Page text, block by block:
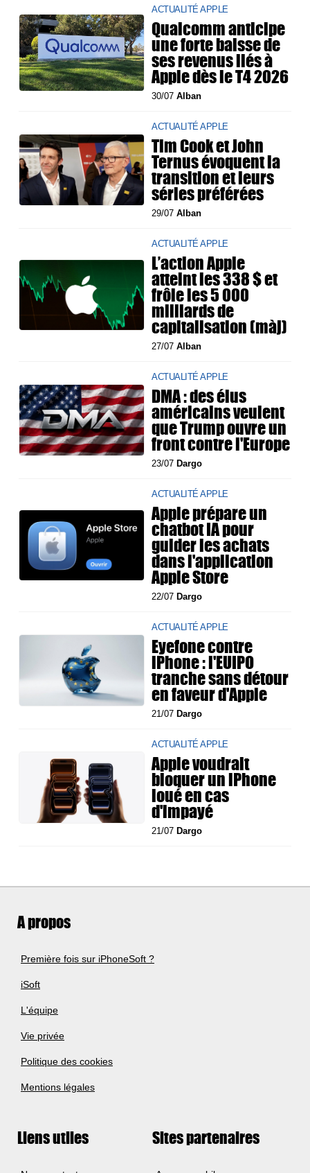
ACTUALITÉ APPLE
Qualcomm anticipe
une forte baisse de
ses revenus liés à
Apple dès le T4 2026
30/07Alban
ACTUALITÉ APPLE
Tim Cook et John
Ternus évoquent la
transition et leurs
séries préférées
29/07Alban
ACTUALITÉ APPLE
L’action Apple
atteint les 338 $ et
frôle les 5 000
milliards de
capitalisation (màj)
27/07Alban
ACTUALITÉ APPLE
DMA : des élus
américains veulent
que Trump ouvre un
front contre l'Europe
23/07 Dargo
ACTUALITÉ APPLE
Apple prépare un
chatbot IA pour
guider les achats
dans l'application
Apple Store
22/07 Dargo
ACTUALITÉ APPLE
Eyefone contre
iPhone : l'EUIPO
tranche sans détour
en faveur d'Apple
21/07 Dargo
ACTUALITÉ APPLE
Apple voudrait
bloquer un iPhone
loué en cas
d'impayé
21/07 Dargo
A propos
Première fois sur iPhoneSoft ?
iSoft
L'équipe
Vie privée
Politique des cookies
Mentions légales
Liens utiles Sites partenaires